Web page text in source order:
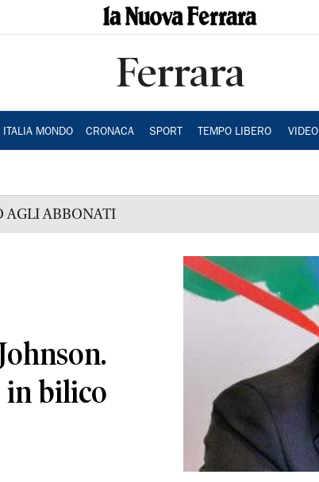
Ferrara
ITALIA MONDO CRONACA SPORT TEMPO LIBERO VIDEO
AGLI ABBONATI
bilico